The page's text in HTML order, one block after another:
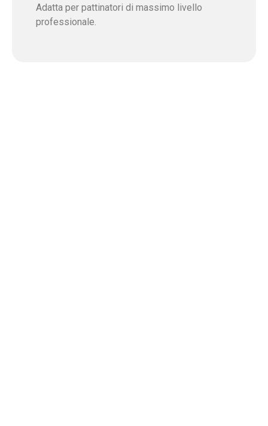
Adatta per pattinatori di massimo livello
professionale.